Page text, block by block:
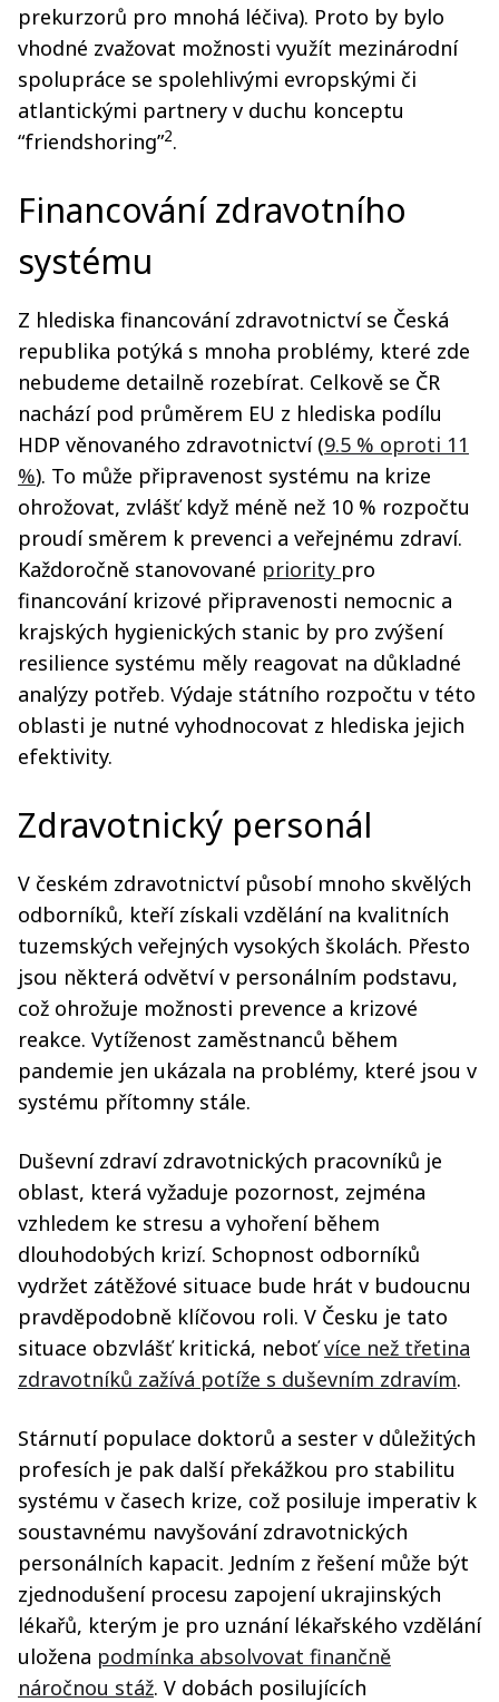
prekurzorů pro mnohá léčiva). Proto by bylo
vhodné zvažovat možnosti využít mezinárodní
spolupráce se spolehlivými evropskými či
atlantickými partnery v duchu konceptu
“friendshoring”2.
Financování zdravotního
systému
Z hlediska financování zdravotnictví se Česká
republika potýká s mnoha problémy, které zde
nebudeme detailně rozebírat. Celkově se ČR
nachází pod průměrem EU z hlediska podílu
HDP věnovaného zdravotnictví (9.5 % oproti 11
%). To může připravenost systému na krize
ohrožovat, zvlášť když méně než 10 % rozpočtu
proudí směrem k prevenci a veřejnému zdraví.
Každoročně stanovované priority pro
financování krizové připravenosti nemocnic a
krajských hygienických stanic by pro zvýšení
resilience systému měly reagovat na důkladné
analýzy potřeb. Výdaje státního rozpočtu v této
oblasti je nutné vyhodnocovat z hlediska jejich
efektivity.
Zdravotnický personál
V českém zdravotnictví působí mnoho skvělých
odborníků, kteří získali vzdělání na kvalitních
tuzemských veřejných vysokých školách. Přesto
jsou některá odvětví v personálním podstavu,
což ohrožuje možnosti prevence a krizové
reakce. Vytíženost zaměstnanců během
pandemie jen ukázala na problémy, které jsou v
systému přítomny stále.
Duševní zdraví zdravotnických pracovníků je
oblast, která vyžaduje pozornost, zejména
vzhledem ke stresu a vyhoření během
dlouhodobých krizí. Schopnost odborníků
vydržet zátěžové situace bude hrát v budoucnu
pravděpodobně klíčovou roli. V Česku je tato
situace obzvlášť kritická, neboťvíce než třetina
zdravotníků zažívá potíže s duševním zdravím.
Stárnutí populace doktorů a sester v důležitých
profesích je pak další překážkou pro stabilitu
systému v časech krize, což posiluje imperativ k
soustavnému navyšování zdravotnických
personálních kapacit. Jedním z řešení může být
zjednodušení procesu zapojení ukrajinských
lékařů, kterým je pro uznání lékařského vzdělání
uložena podmínka absolvovat finančně
náročnou stáž. V dobách posilujících